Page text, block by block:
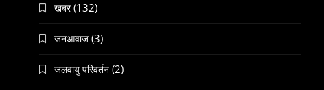
खबर (132)
जनआवाज (3)
जलवायु परिवर्तन (2)